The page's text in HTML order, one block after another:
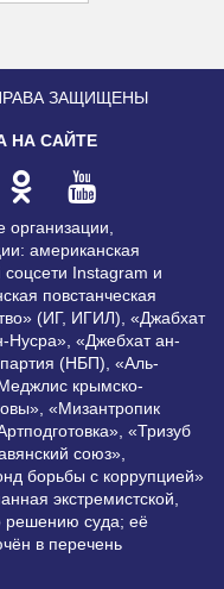
ЗАЩИЩЕНЫ
НА САЙТЕ
организации,
американская
Instagram и
повстанческая
(ИГ, ИГИЛ), «Джабхат
«Джебхат ан-
(НБП), «Аль-
крымско-
«Мизантропик
«Тризуб
союз»,
борьбы с коррупцией»
экстремистской,
решению суда; её
в перечень